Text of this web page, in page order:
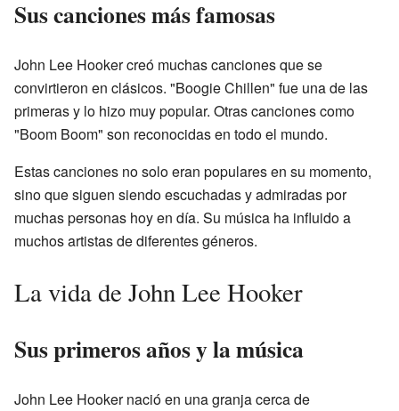
Sus canciones más famosas
John Lee Hooker creó muchas canciones que se
convirtieron en clásicos. "Boogie Chillen" fue una de las
primeras y lo hizo muy popular. Otras canciones como
"Boom Boom" son reconocidas en todo el mundo.
Estas canciones no solo eran populares en su momento,
sino que siguen siendo escuchadas y admiradas por
muchas personas hoy en día. Su música ha influido a
muchos artistas de diferentes géneros.
La vida de John Lee Hooker
Sus primeros años y la música
John Lee Hooker nació en una granja cerca de